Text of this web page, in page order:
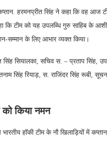
हरमनप्रीत सिंह ने कहा कि वह आज
टीम को यह उपलब्धि गुरु साहिब के
सम्मान के लिए आभार व्यक्त किया।
सियालका, सचिव स. – प्रताप सिंह,
सिंह रियाड़, स. राजिंदर सिंह रूबी,
को किया नमन
हॉकी टीम के नौ खिलाड़ियों में